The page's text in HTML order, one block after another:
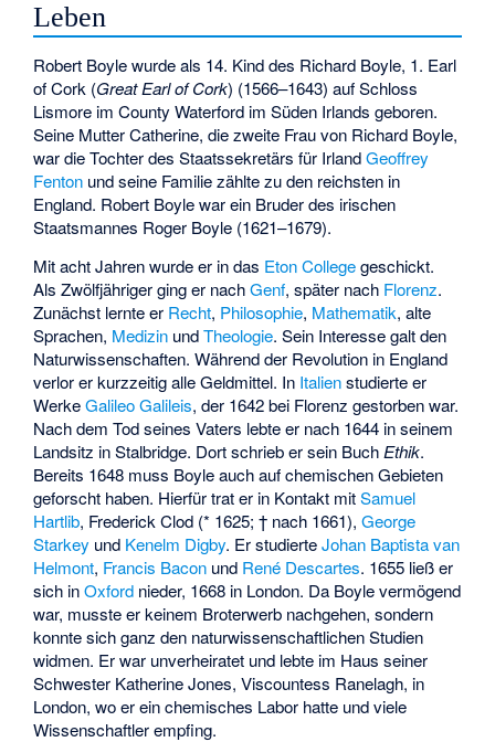
Leben
Robert Boyle wurde als 14. Kind des Richard Boyle, 1. Earl
of Cork (Great Earl of Cork) (1566–1643) auf Schloss
Lismore im County Waterford im Süden Irlands geboren.
Seine Mutter Catherine, die zweite Frau von Richard Boyle,
war die Tochter des Staatssekretärs für IrlandGeoffrey
Fenton und seine Familie zählte zu den reichsten in
England. Robert Boyle war ein Bruder des irischen
Staatsmannes Roger Boyle (1621–1679).
Mit acht Jahren wurde er in das Eton Collegegeschickt.
Als Zwölfjähriger ging er nachGenf, später nach Florenz.
Zunächst lernte er Recht, Philosophie, Mathematik, alte
Sprachen, Medizin undTheologie. Sein Interesse galt den
Naturwissenschaften. Während der Revolution in England
verlor er kurzzeitig alle Geldmittel. In Italienstudierte er
WerkeGalileo Galileis, der 1642 bei Florenz gestorben war.
Nach dem Tod seines Vaters lebte er nach 1644 in seinem
Landsitz inStalbridge. Dort schrieb er sein Buch Ethik.
Bereits 1648 muss Boyle auch auf chemischen Gebieten
geforscht haben. Hierfür trat er in Kontakt mitSamuel
Hartlib, Frederick Clod (* 1625; † nach 1661),George
Starkey und Kenelm Digby. Er studierteJohan Baptista van
Helmont, Francis Bacon und René Descartes. 1655 ließ er
sich inOxford nieder, 1668 in London. Da Boyle vermögend
war, musste er keinem Broterwerb nachgehen, sondern
konnte sich ganz den naturwissenschaftlichen Studien
widmen. Er war unverheiratet und lebte im Haus seiner
Schwester Katherine Jones, Viscountess Ranelagh, in
London, wo er ein chemisches Labor hatte und viele
Wissenschaftler empfing.